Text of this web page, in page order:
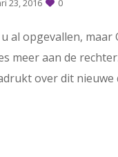
23, 2016 0
al opgevallen,
meer aan de
over dit nieuwe